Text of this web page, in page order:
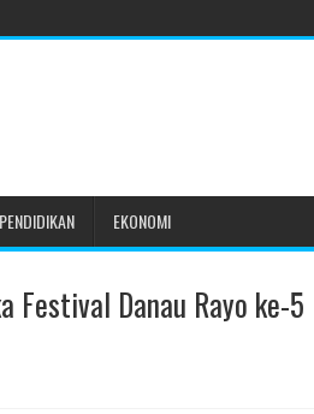
PENDIDIKAN EKONOMI
Festival Danau Rayo ke-5